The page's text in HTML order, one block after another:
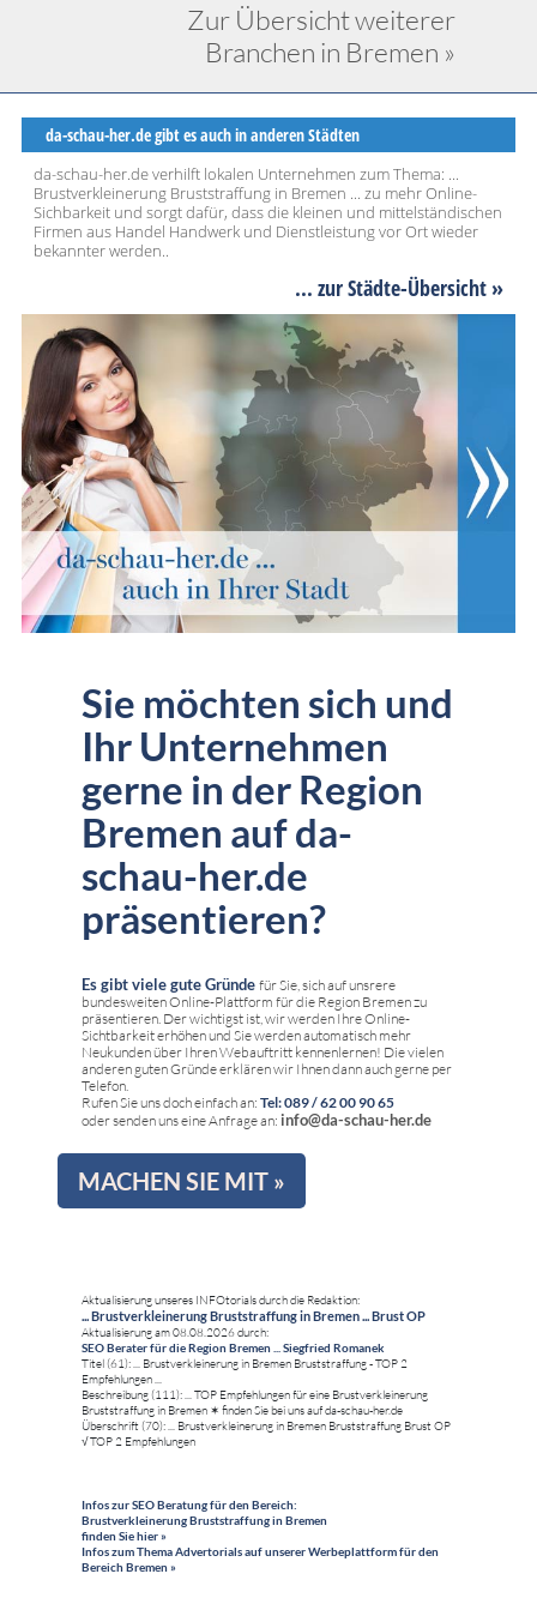
Zur Übersicht weiterer
Branchen in Bremen »
da-schau-her.de gibt es auch in anderen Städten
da-schau-her.de verhilft lokalen Unternehmen zum Thema: ...
Brustverkleinerung Bruststraffung in Bremen ... zu mehr Online-
Sichbarkeit und sorgt dafür, dass die kleinen und mittelständischen
Firmen aus Handel Handwerk und Dienstleistung vor Ort wieder
bekannter werden..
... zur Städte-Übersicht »
Sie möchten sich und
Ihr Unternehmen
gerne in der Region
Bremen auf da-
schau-her.de
präsentieren?
Es gibt viele gute Gründe für Sie, sich auf unsrere
bundesweiten Online-Plattform für die Region Bremen zu
präsentieren. Der wichtigst ist, wir werden Ihre Online-
Sichtbarkeit erhöhen und Sie werden automatisch mehr
Neukunden über Ihren Webauftritt kennenlernen! Die vielen
anderen guten Gründe erklären wir Ihnen dann auch gerne per
Telefon.
Rufen Sie uns doch einfach an: Tel: 089 / 62 00 90 65
oder senden uns eine Anfrage an: info@da-schau-her.de
MACHEN SIE MIT »
Aktualisierung unseres INFOtorials durch die Redaktion:
... Brustverkleinerung Bruststraffung in Bremen ... Brust OP
Aktualisierung am 08.08.2026 durch:
SEO Berater für die Region Bremen ... Siegfried Romanek
Titel (61): ... Brustverkleinerung in Bremen Bruststraffung - TOP 2
Empfehlungen ...
Beschreibung (111): ... TOP Empfehlungen für eine Brustverkleinerung
Bruststraffung in Bremen ✶ finden Sie bei uns auf da-schau-her.de
Überschrift (70): ... Brustverkleinerung in Bremen Bruststraffung Brust OP
√ TOP 2 Empfehlungen
Infos zur SEO Beratung für den Bereich:
Brustverkleinerung Bruststraffung in Bremen
finden Sie hier »
Infos zum Thema Advertorials auf unserer Werbeplattform für den
Bereich Bremen »